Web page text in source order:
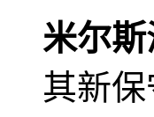
米尔
其新